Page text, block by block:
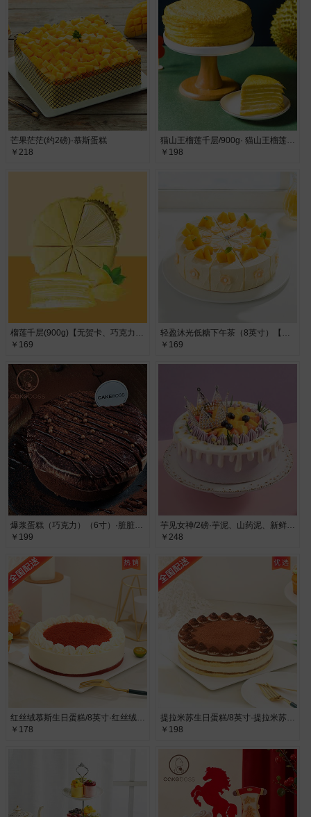
芒果茫茫(约2磅)·慕斯蛋糕
￥218
猫山王榴莲千层/900g· 猫山王榴莲果肉
￥198
榴莲千层(900g)【无贺卡、巧克力牌、蜡烛、生日帽】·
￥169
轻盈沐光低糖下午茶（8英寸）【无贺卡、巧克力牌、蜡烛、生日帽】·奶油柔和清爽，轻盈控甜焕新活力
￥169
爆浆蛋糕（巧克力）（6寸）·脏脏黑巧奶盖爆浆蛋糕
￥199
芋见女神/2磅·芋泥、山药泥、新鲜水果
￥248
红丝绒慕斯生日蛋糕/8英寸·红丝绒慕斯生日蛋糕
￥178
提拉米苏生日蛋糕/8英寸·提拉米苏生日蛋糕
￥198